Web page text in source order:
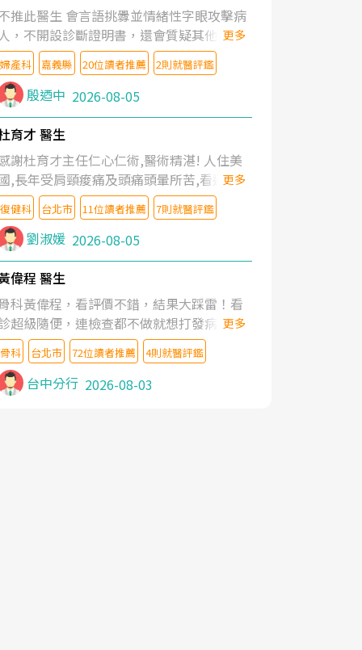
推此醫生 會言語挑釁並情緒性字眼攻擊病
，不開設診斷證明書，還會質疑其他醫生
判斷！
更多
婦產科 嘉義縣 20位讀者推薦 2則就醫評鑑
殷迺中 2026-08-05
育才 醫生
謝杜育才主任仁心仁術,醫術精湛! 人住美
,長年受肩頸痠痛及頭痛頭暈所苦,看遍名醫
授,做了各種檢查,也嘗試過西醫打針,中醫
灸及物理徒手治療都沒有用,後來連吃到嗎
類止痛藥都效果有限,只是壓症狀,沒多久就
起來,多年失眠嚴重影響生活品質. 台灣親
介紹忠孝醫院杜育才主任是頸頭症候群專
,上網搜尋杜主任相關文章新聞跟網路評價
後,下定決心飛回台北找杜醫師診治. 杜主
的乾針跟增生治療真的很厲害,第一次乾針
覺得整個肩頸鬆開,回家特別好睡,經過幾次
療,長年頑疾已經好了大半,杜主任除了打針
厲害,還會一直交代要改善姿勢跟好好做運
更多
復健科 台北市 11位讀者推薦 7則就醫評鑑
劉淑媛 2026-08-05
偉程 醫生
科黃偉程，看評價不錯，結果大踩雷！看
超級隨便，連檢查都不做就想打發病人，
好大的官威 ... 想詢問病情還被陰陽怪氣嘲
一番。可能好評帶來的大頭症，變得自負
尊重病人。醫術也不行，畢竟連檢查都懶
做，治療會有用才怪。大家避雷吧！
更多
骨科 台北市 72位讀者推薦 4則就醫評鑑
台中分行 2026-08-03